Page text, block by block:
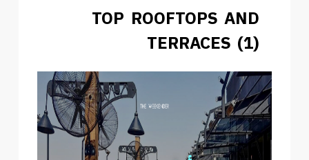
TOP ROOFTOPS AND
TERRACES (1)